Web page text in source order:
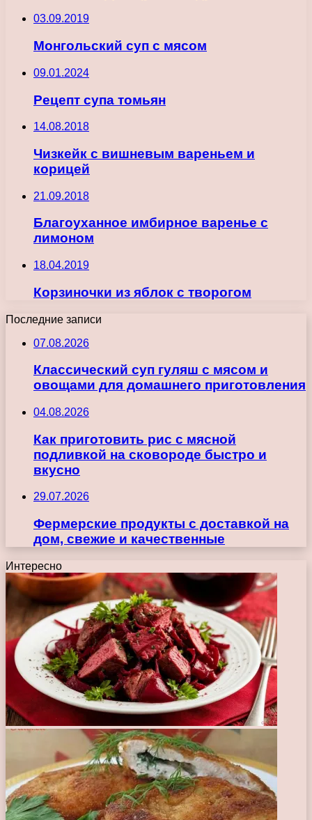
03.09.2019
Монгольский суп с мясом
09.01.2024
Рецепт супа томьян
14.08.2018
Чизкейк с вишневым вареньем и
корицей
21.09.2018
Благоуханное имбирное варенье с
лимоном
18.04.2019
Корзиночки из яблок с творогом
Последние записи
07.08.2026
Классический суп гуляш с мясом и
овощами для домашнего приготовления
04.08.2026
Как приготовить рис с мясной
подливкой на сковороде быстро и
вкусно
29.07.2026
Фермерские продукты с доставкой на
дом, свежие и качественные
Интересно